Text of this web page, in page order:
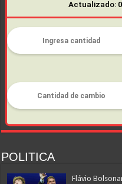
Actualizado:
POLITICA
Flávio